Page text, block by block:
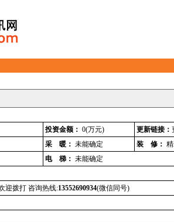
投资金额： 0(万元) 更新链接：
采 暖： 未能确定 装 修：
电 梯： 未能确定
迎拨打 咨询热线:13552690934(微信同号)